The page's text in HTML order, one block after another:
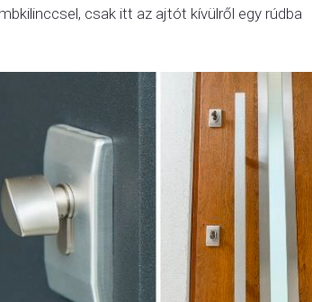
csak itt az ajtót kívülről egy rúdba